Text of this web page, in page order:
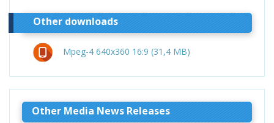
Other downloads
Mpeg-4 640x360 16:9 (31,4 MB)
Other Media News Releases